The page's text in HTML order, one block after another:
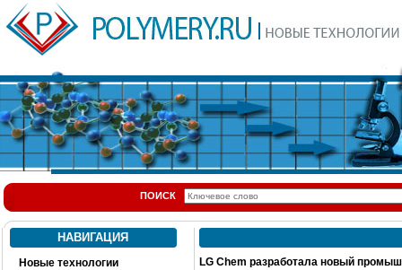
ПОИСК
НАВИГАЦИЯ
Новые технологии
LG Chem разработала новый